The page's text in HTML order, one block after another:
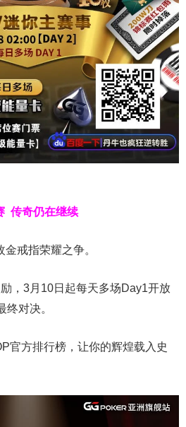
传奇仍在继续
戒指荣耀之争。
，3月10日起每天多场Day1开放
对决。
官方排行榜，让你的辉煌载入史